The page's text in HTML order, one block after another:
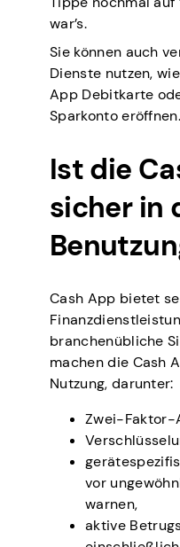
war’s.
Sie können auch
Dienste nutzen,
App Debitkarte
Sparkonto eröffnen.
Ist die
sicher in
Cash App bietet
branchenübliche
machen die Cash
Nutzung, darunter:
Zwei-Faktor-
vor
warnen,
aktive